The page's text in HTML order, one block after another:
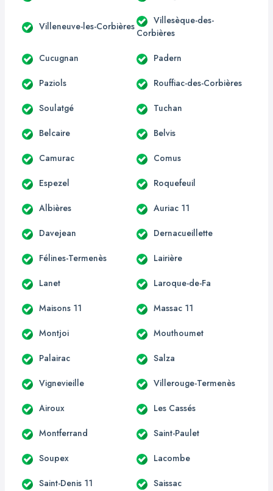
Villeneuve-les-Corbières
Villesèque-des-
Corbières
Cucugnan Padern
Paziols Rouffiac-des-Corbières
Soulatgé Tuchan
Belcaire Belvis
Camurac Comus
Espezel Roquefeuil
Albières Auriac 11
Davejean Dernacueillette
Félines-Termenès Lairière
Lanet Laroque-de-Fa
Maisons 11 Massac 11
Montjoi Mouthoumet
Palairac Salza
Vignevieille Villerouge-Termenès
Airoux Les Cassés
Montferrand Saint-Paulet
Soupex Lacombe
Saint-Denis 11 Saissac